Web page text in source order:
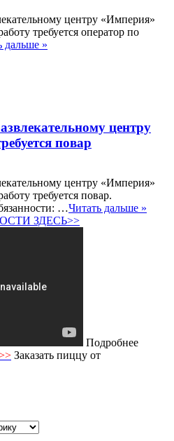
центру «Империя»
требуется оператор по
дальше »
центру
повар
центру «Империя»
требуется повар.
…Читать дальше »
ЗДЕСЬ>>
Подробнее
Заказать пиццу от